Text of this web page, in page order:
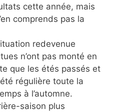
cette année, mais
comprends pas la
redevenue
n’ont pas monté en
que les étés passés et
régulière toute la
à l’automne.
saison plus